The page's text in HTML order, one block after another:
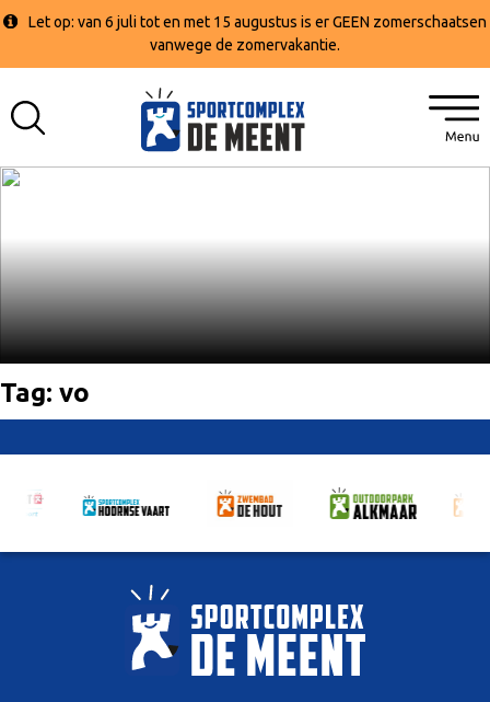
Let op: van 6 juli tot en met 15 augustus is er GEEN zomerschaatsen
vanwege de zomervakantie.
Tag: vo